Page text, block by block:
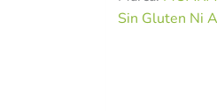
Sin Gluten Ni